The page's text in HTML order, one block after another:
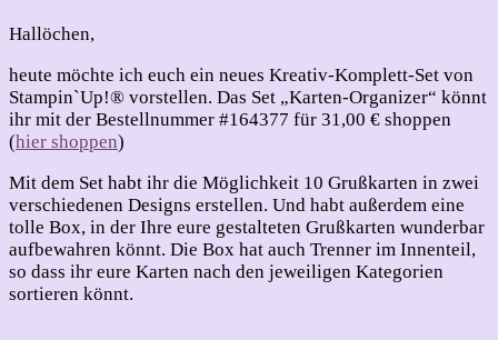
Hallöchen,
heute möchte ich euch ein neues Kreativ-Komplett-Set von
Stampin`Up!® vorstellen. Das Set „Karten-Organizer“ könnt
ihr mit der Bestellnummer #164377 für 31,00 € shoppen
(hier shoppen)
Mit dem Set habt ihr die Möglichkeit 10 Grußkarten in zwei
verschiedenen Designs erstellen. Und habt außerdem eine
tolle Box, in der Ihre eure gestalteten Grußkarten wunderbar
aufbewahren könnt. Die Box hat auch Trenner im Innenteil,
so dass ihr eure Karten nach den jeweiligen Kategorien
sortieren könnt.